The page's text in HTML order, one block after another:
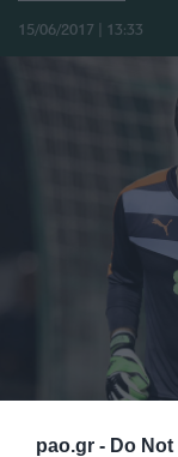
pao.gr - Do
15/06/2017 | 13:33